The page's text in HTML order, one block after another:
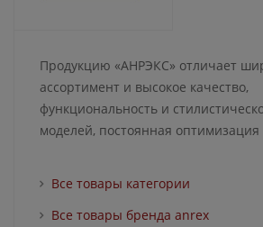
Продукцию «АНРЭКС» отличает
ассортимент и высокое качество,
функциональность и
моделей, постоянная оптимизация
Все товары категории
Все товары бренда anrex